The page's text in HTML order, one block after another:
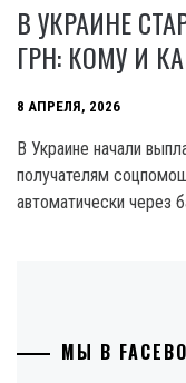
В УКРАИНЕ
ГРН: КОМУ И
8 АПРЕЛЯ, 2026
В Украине начали
получателям
автоматически через
МЫ В